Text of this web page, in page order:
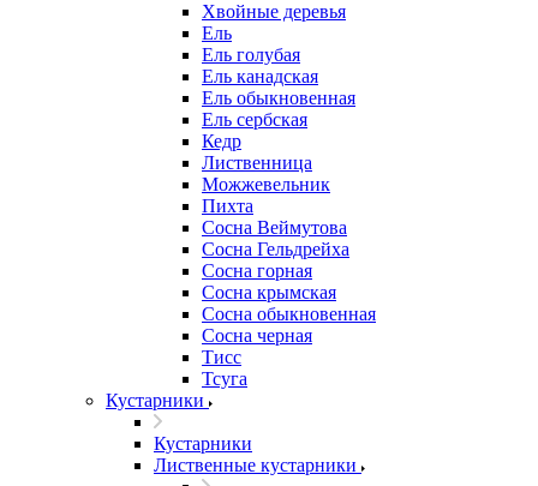
Хвойные деревья
Ель
Ель голубая
Ель канадская
Ель обыкновенная
Ель сербская
Кедр
Лиственница
Можжевельник
Пихта
Сосна Веймутова
Сосна Гельдрейха
Сосна горная
Сосна крымская
Сосна обыкновенная
Сосна черная
Тисс
Тсуга
Кустарники
Кустарники
Лиственные кустарники